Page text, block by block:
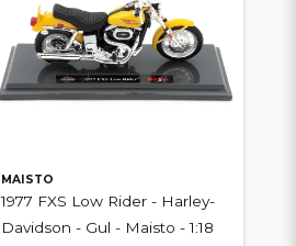
MAISTO
1977 FXS Low Rider - Harley-
Davidson - Gul - Maisto - 1:18